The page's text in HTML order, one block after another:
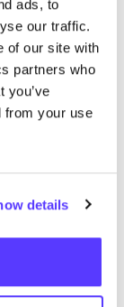
ads, to
our traffic.
of our site with
partners who
you’ve
from your use
details
Sus­tain
ihr unter
derCOSH !-
! Ber­li­ner
Week im